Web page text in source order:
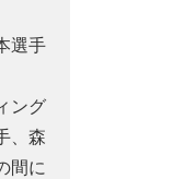
選手
ング
、森
間に